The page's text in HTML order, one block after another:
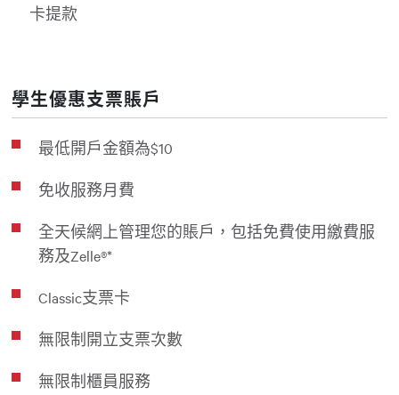
卡提款
學生優惠支票賬戶
最低開戶金額為$10
免收服務月費
全天候網上管理您的賬戶，包括免費使用繳費服
務及Zelle®*
Classic支票卡
無限制開立支票次數
無限制櫃員服務